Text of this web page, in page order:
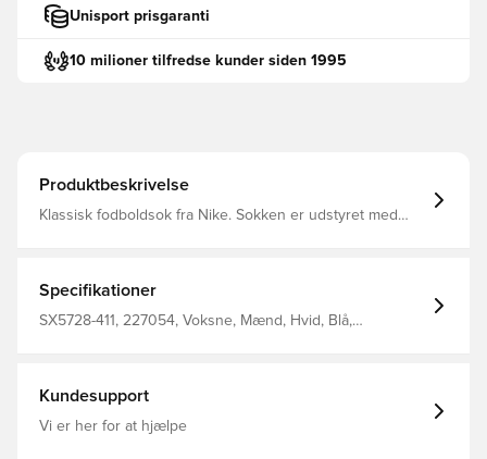
Unisport prisgaranti
10 milioner tilfredse kunder siden 1995
Produktbeskrivelse
Klassisk fodboldsok fra Nike. Sokken er udstyret med
Specifikationer
SX5728-411, 227054, Voksne, Mænd, Hvid, Blå,
Kundesupport
Vi er her for at hjælpe